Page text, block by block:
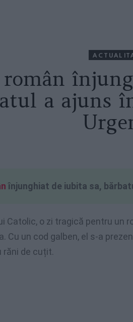
român
a ajuns
înjunghiat de iubita sa,
Catolic, o zi tragică pentru un
Cu un cod galben, el s-a
răni de cuțit.